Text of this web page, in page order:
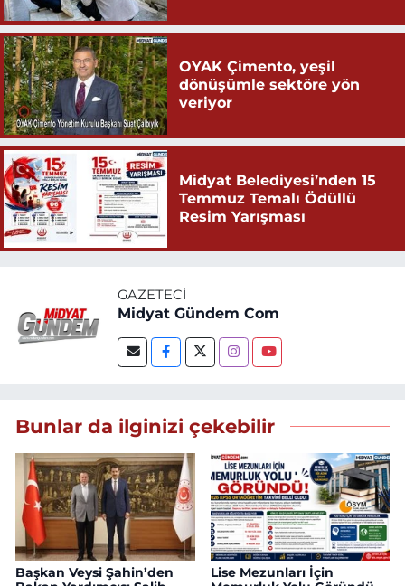
OYAK Çimento, yeşil
dönüşümle sektöre yön
veriyor
Midyat Belediyesi’nden 15
Temmuz Temalı Ödüllü
Resim Yarışması
GAZETECI
Midyat Gündem Com
Bunlar da ilginizi çekebilir
Başkan Veysi Şahin’den
Lise Mezunları İçin